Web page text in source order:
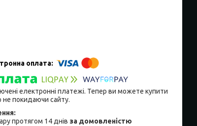
електронні платежі. Тепер ви можете купити
не покидаючи сайту.
протягом 14 днів за домовленістю